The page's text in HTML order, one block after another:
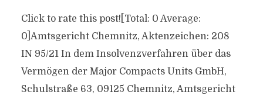
Click to rate this post![Total: 0 Average:
0]Amtsgericht Chemnitz, Aktenzeichen: 208
IN 95/21 In dem Insolvenzverfahren über das
Vermögen der Major Compacts Units GmbH,
Schulstraße 63, 09125 Chemnitz, Amtsgericht